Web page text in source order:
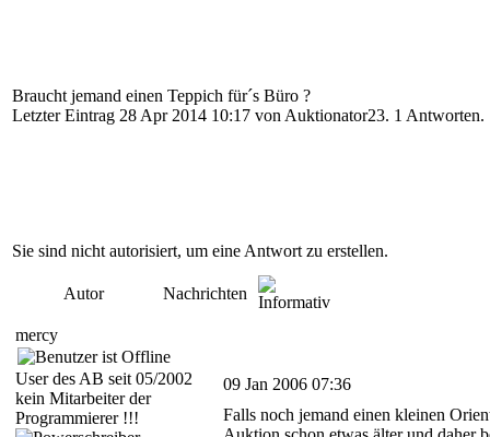
Braucht jemand einen Teppich für´s Büro ?
Letzter Eintrag 28 Apr 2014 10:17 von Auktionator23. 1 Antworten.
Sie sind nicht autorisiert, um eine Antwort zu erstellen.
Autor Nachrichten
mercy
User des AB seit 05/2002
kein Mitarbeiter der
Programmierer !!!
09 Jan 2006 07:36
Falls noch jemand einen kleinen